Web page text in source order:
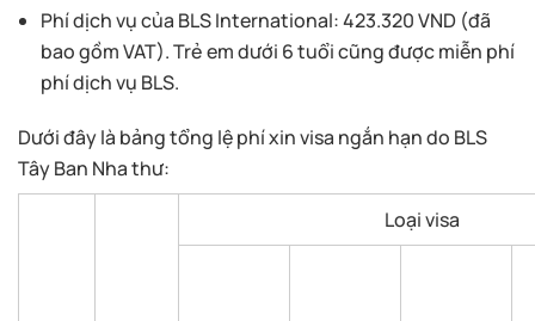
Phí dịch vụ của BLS International: 423.320 VND (đã
bao gồm VAT). Trẻ em dưới 6 tuổi cũng được miễn phí
phí dịch vụ BLS.
Dưới đây là bảng tổng lệ phí xin visa ngắn hạn do BLS
Tây Ban Nha thư:
Loại visa